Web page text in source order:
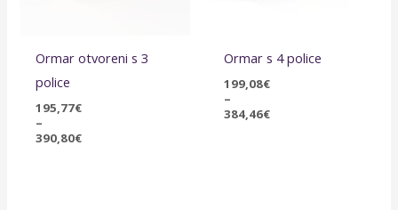
Ormar otvoreni s 3
police
195,77€
–
390,80€
Ormar s 4 police
199,08€
–
384,46€